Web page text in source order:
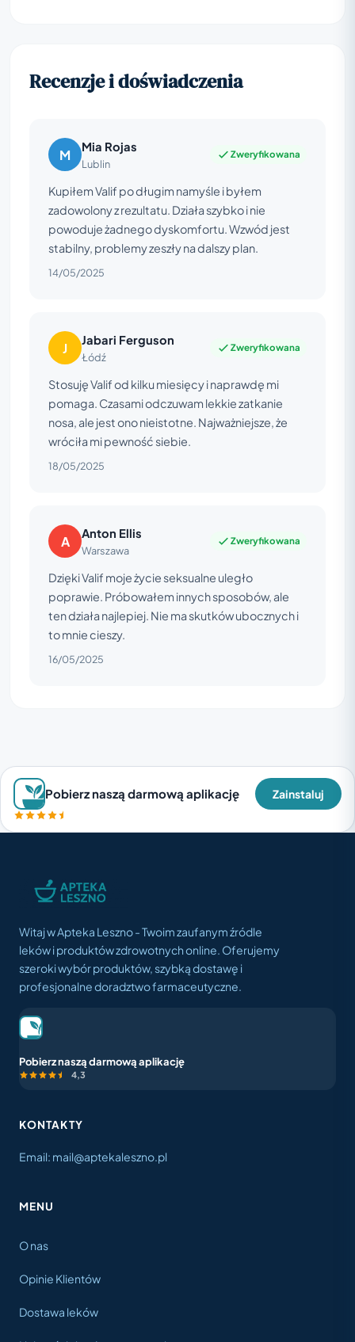
Recenzje i doświadczenia
M Mia Rojas
Lublin
Zweryfikowana
Kupiłem Valif po długim namyśle i byłem
zadowolony z rezultatu. Działa szybko i nie
powoduje żadnego dyskomfortu. Wzwód jest
stabilny, problemy zeszły na dalszy plan.
14/05/2025
J Jabari Ferguson
Łódź
Zweryfikowana
Stosuję Valif od kilku miesięcy i naprawdę mi
pomaga. Czasami odczuwam lekkie zatkanie
nosa, ale jest ono nieistotne. Najważniejsze, że
wróciła mi pewność siebie.
18/05/2025
A Anton Ellis
Warszawa
Zweryfikowana
Dzięki Valif moje życie seksualne uległo
poprawie. Próbowałem innych sposobów, ale
ten działa najlepiej. Nie ma skutków ubocznych i
to mnie cieszy.
16/05/2025
Pobierz naszą darmową aplikację Zainstaluj
Witaj w Apteka Leszno - Twoim zaufanym źródle
leków i produktów zdrowotnych online. Oferujemy
szeroki wybór produktów, szybką dostawę i
profesjonalne doradztwo farmaceutyczne.
Pobierz naszą darmową aplikację
4,3
KONTAKTY
Email: mail@aptekaleszno.pl
MENU
O nas
Opinie Klientów
Dostawa leków